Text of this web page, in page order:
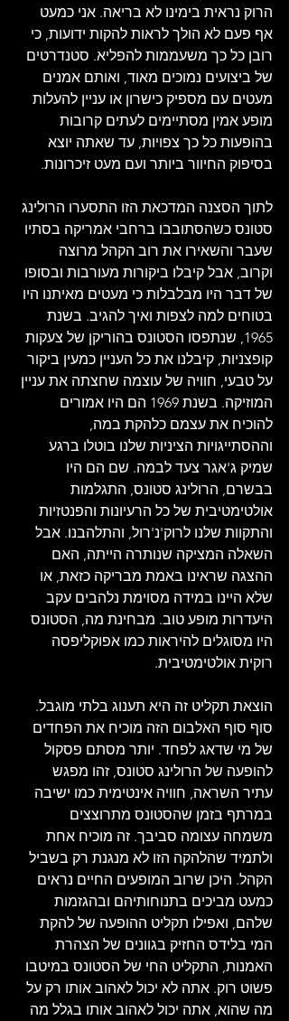
הרוק נראית בימינו לא בריאה. אני כמעט
אף פעם לא הולך לראות להקות ידועות, כי
רובן כל כך משעממות להפליא. סטנדרטים
של ביצועים נמוכים מאוד, ואותם אמנים
מעטים עם מספיק כישרון או עניין להעלות
מופע אמין מסתיימים לעתים קרובות
בהופעות כל כך צפויות, עד שאתה יוצא
בסיפוק החיוור ביותר ועם מעט זיכרונות.
לתוך הסצנה המדכאת הזו התסערו הרולינג
סטונס כשהסתובבו ברחבי אמריקה בסתיו
שעבר והשאירו את רוב הקהל מרוצה
וקרוב, אבל קיבלו ביקורות מעורבות ובסופו
של דבר היו מבלבלות כי מעטים מאיתנו היו
בטוחים למה לצפות ואיך להגיב. בשנת
1965, שנתפסו הסטונס בהוריקן של צעקות
קופצניות, קיבלנו את כל העניין כמעין ביקור
על טבעי, חוויה של עוצמה שחצתה את עניין
המוזיקה. בשנת 1969 הם היו אמורים
להוכיח את עצמם כלהקת במה,
וההסתייגויות הציניות שלנו בוטלו ברגע
שמיק ג'אגר צעד לבמה. שם הם היו
בבשרם, הרולינג סטונס, התגלמות
אולטימטיבית של כל הרעיונות והפנטזיות
והתקוות שלנו לרוק'נ'רול, והתלהבנו. אבל
השאלה המציקה שנותרה הייתה, האם
ההצגה שראינו באמת מבריקה כזאת, או
שלא היינו במידה מסוימת נלהבים עקב
היעדרות מופע טוב. מבחינת מה, הסטונס
היו מסוגלים להיראות כמו אפוקליפסה
רוקית אולטימטיבית.
הוצאת תקליט זה היא תענוג בלתי מוגבל.
סוף סוף האלבום הזה מוכיח את הפחדים
של מי שדאג לפחד. יותר מסתם פסקול
להופעה של הרולינג סטונס, זהו מפגש
עתיר השראה, חוויה אינטימית כמו ישיבה
במרתף בזמן שהסטונס מתרוצצים
משמחה עצומה סביבך. זה מוכיח אחת
ולתמיד שהלהקה הזו לא מנגנת רק בשביל
הקהל. היכן שרוב המופעים החיים נראים
כמעט מביכים בתנוחותיהם ובהגזמות
שלהם, ואפילו תקליט ההופעה של להקת
המי בלידס החזיק בגוונים של הצהרת
האמנות, התקליט החי של הסטונס במיטבו
פשוט רוק. אתה לא יכול לאהוב אותו רק על
מה שהוא, אתה יכול לאהוב אותו בגלל מה